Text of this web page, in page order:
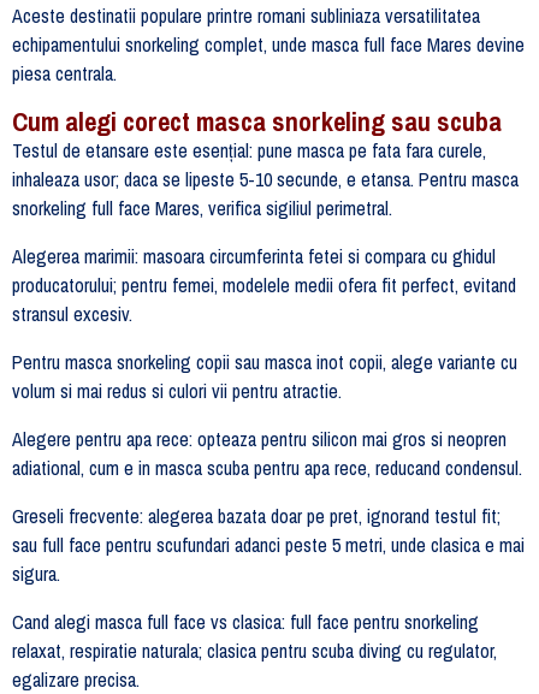
Aceste destinatii populare printre romani subliniaza versatilitatea
echipamentului snorkeling complet, unde masca full face Mares devine
piesa centrala.
Cum alegi corect masca snorkeling sau scuba
Testul de etansare este esențial: pune masca pe fata fara curele,
inhaleaza usor; daca se lipeste 5-10 secunde, e etansa. Pentru masca
snorkeling full face Mares, verifica sigiliul perimetral.
Alegerea marimii: masoara circumferinta fetei si compara cu ghidul
producatorului; pentru femei, modelele medii ofera fit perfect, evitand
stransul excesiv.
Pentru masca snorkeling copii sau masca inot copii, alege variante cu
volum si mai redus si culori vii pentru atractie.
Alegere pentru apa rece: opteaza pentru silicon mai gros si neopren
adiational, cum e in masca scuba pentru apa rece, reducand condensul.
Greseli frecvente: alegerea bazata doar pe pret, ignorand testul fit;
sau full face pentru scufundari adanci peste 5 metri, unde clasica e mai
sigura.
Cand alegi masca full face vs clasica: full face pentru snorkeling
relaxat, respiratie naturala; clasica pentru scuba diving cu regulator,
egalizare precisa.